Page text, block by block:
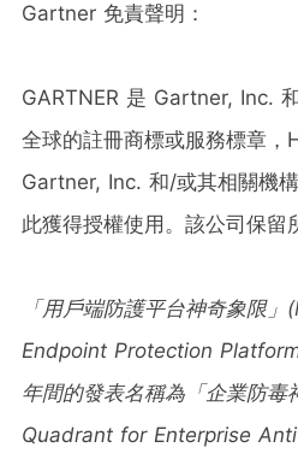
Gartner 免責聲明：
GARTNER 是 Gartner, Inc.
全球的註冊商標或服務標章，
Gartner, Inc. 和/或其相關機
此獲得授權使用。該公司保留
「用戶端防護平台神奇象限」
Endpoint Protection
年間的發表名稱為「企業防毒
Quadrant for Enterprise